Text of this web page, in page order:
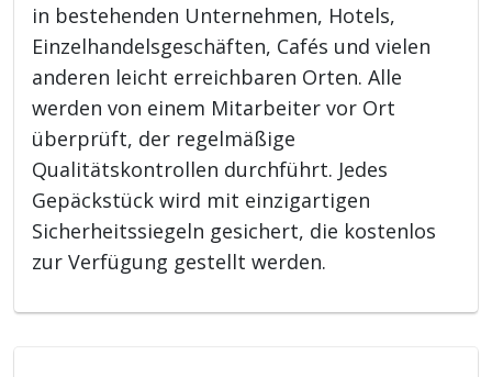
in bestehenden Unternehmen, Hotels,
Einzelhandelsgeschäften, Cafés und vielen
anderen leicht erreichbaren Orten. Alle
werden von einem Mitarbeiter vor Ort
überprüft, der regelmäßige
Qualitätskontrollen durchführt. Jedes
Gepäckstück wird mit einzigartigen
Sicherheitssiegeln gesichert, die kostenlos
zur Verfügung gestellt werden.